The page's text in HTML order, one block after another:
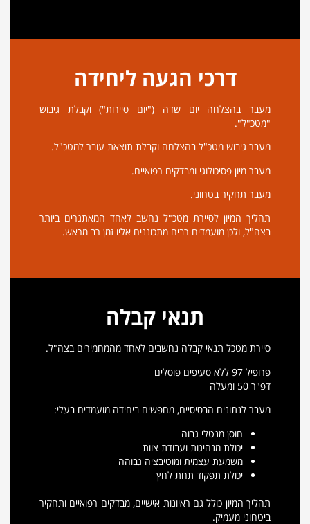
תנאי קבלה
סיירת מטכל תנאי קבלה נחשבים לאחד מהמחמירים בצה"ל.
פרופיל 97 ללא סעיפים פוסלים
דפ"ר 50 ומעלה
מעבר לנתונים הבסיסיים, מחפשים ביחידה מועמדים בעלי:
חוסן מנטלי גבוה
יכולת מנהיגות ועבודת צוות
משמעת עצמית ומוטיבציה גבוהה
יכולת תפקוד תחת לחץ
תהליך המיון כולל גם ראיונות אישיים, מבדקים רפואיים ותחקיר
ביטחוני מעמיק.
דרכי הגעה ליחידה
מעבר בהצלחה יום שדה ("יום סיירות") וקבלת גיבוש
"מטכ"ל".
מעבר גיבוש מטכ"ל בהצלחה וקבלת תוצאת עובר למטכ"ל.
מעבר מיון פסיכולוגי ומבדקים רפואיים.
מעבר תחקיר בטחוני.
תהליך המיון לסיירת מטכ"ל נחשב לאחד המאתגרים ביותר
בצה"ל, ולכן מועמדים רבים מתכוננים אליו זמן רב מראש.